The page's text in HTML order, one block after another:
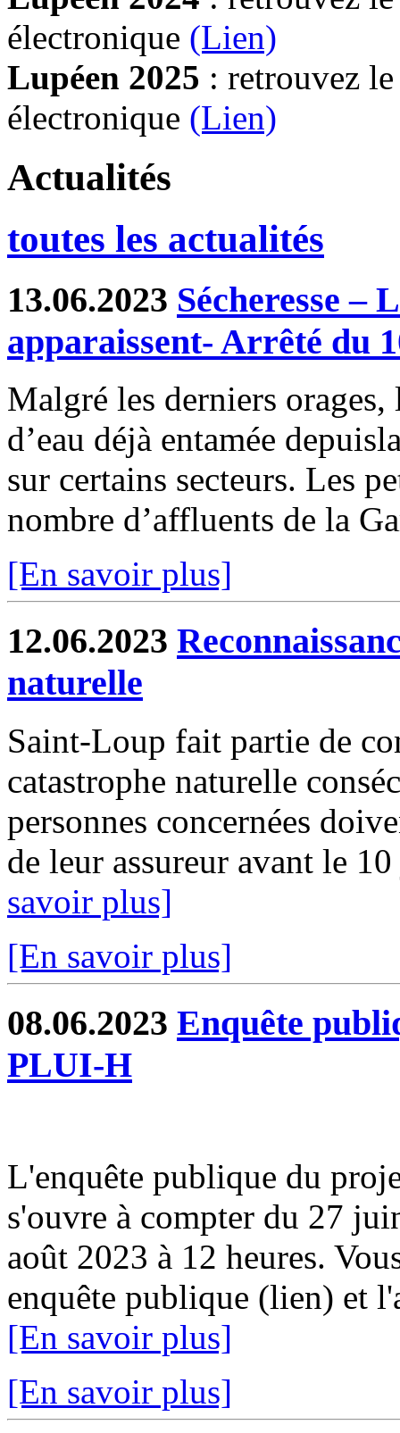
électronique (Lien)
Lupéen 2025 : retrouvez
électronique (Lien)
Actualités
toutes les actualités
13.06.2023 Sécheresse –
apparaissent- Arrêté du
Malgré les derniers
d’eau déjà entamée
sur certains secteurs. Les
nombre d’affluents de la
[En savoir plus]
12.06.2023
naturelle
Saint-Loup fait partie de
catastrophe naturelle
personnes concernées
de leur assureur avant le
savoir plus]
[En savoir plus]
08.06.2023 Enquête
PLUI-H
L'enquête publique du
s'ouvre à compter du 27
août 2023 à 12 heures.
enquête publique (lien) et
[En savoir plus]
[En savoir plus]